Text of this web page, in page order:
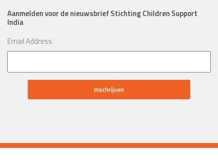
Aanmelden voor de nieuwsbrief Stichting Children Support
India
Email Address